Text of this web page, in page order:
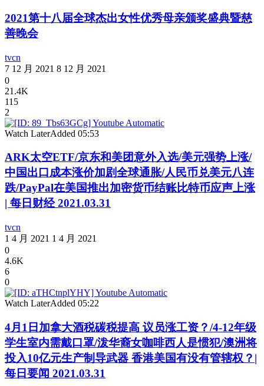
2021第十八届全球杰出女性优秀母亲颁奖盛典暨慈
善晚会
tvcn
7 12 月 2021 8 12 月 2021
0
21.4K
115
2
Watch LaterAdded 05:53
ARK太空ETF/京东和美团意外入选/美元强势上涨/
中国出口成本涨价加剧全球通胀/人民币兑美元八连
跌/PayPal在美国推出加密货币结账比特币应声上涨
| 每日财经 2021.03.31
tvcn
1 4 月 2021 1 4 月 2021
0
4.6K
6
0
Watch LaterAdded 05:22
4月1日加拿大酒税碳税提高 议员涨工资？/4-12年级
学生室内需戴口罩/泼华裔女咖啡西人是惯犯/澳洲将
投入10亿元生产制导武器 香港美国有没有管辖权？|
每日要闻 2021.03.31